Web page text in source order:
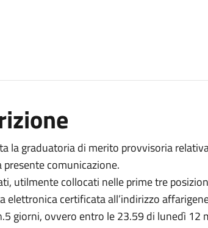
la graduatoria di merito provvisoria
presente comunicazione.
utilmente collocati nelle prime tre
elettronica certificata all’indirizzo
giorni, ovvero entro le 23.59 di lunedì 12